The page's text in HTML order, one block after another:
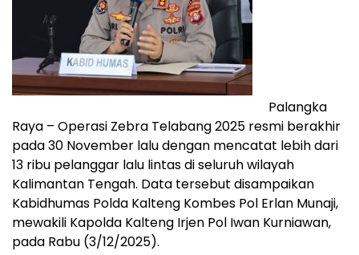
Palangka
Raya – Operasi Zebra Telabang 2025 resmi berakhir
pada 30 November lalu dengan mencatat lebih dari
13 ribu pelanggar lalu lintas di seluruh wilayah
Kalimantan Tengah. Data tersebut disampaikan
Kabidhumas Polda Kalteng Kombes Pol Erlan Munaji,
mewakili Kapolda Kalteng Irjen Pol Iwan Kurniawan,
pada Rabu (3/12/2025).